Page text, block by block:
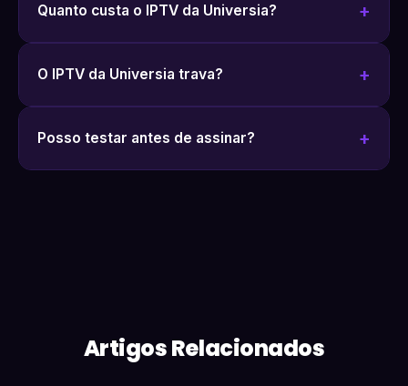
Quanto custa o IPTV da Universia?
O IPTV da Universia trava?
Posso testar antes de assinar?
Artigos Relacionados